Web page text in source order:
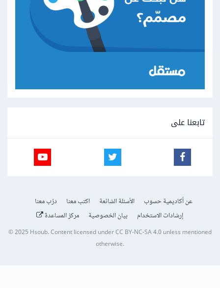
تابعنا على
عن أكاديمية حسوب الأسئلة الشائعة اكتب معنا
درّب معنا
إرشادات الاستخدام
بيان الخصوصية مركز المساعدة
© 2025 Hsoub.Content licensed underCC BY-NC-SA 4.0unless mentioned
otherwise.